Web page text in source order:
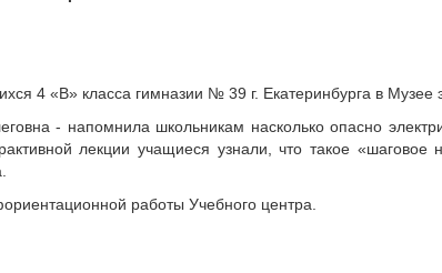
4 «В» класса гимназии № 39 г. Екатеринбурга в Музее
- напомнила школьникам насколько опасно
лекции учащиеся узнали, что такое «шаговое
работы Учебного центра.